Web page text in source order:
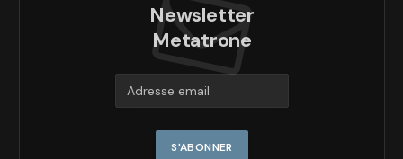
Newsletter
Metatrone